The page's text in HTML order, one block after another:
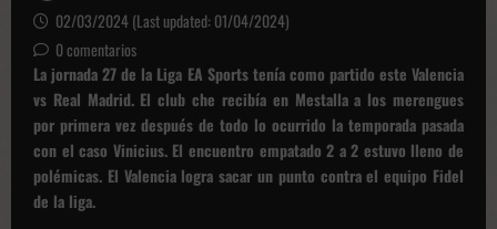
02/03/2024 (Last updated: 01/04/2024)
0 comentarios
La jornada 27 de la Liga EA Sports tenía como partido este Valencia
vs Real Madrid. El club che recibía en Mestalla a los merengues
por primera vez después de todo lo ocurrido la temporada pasada
con el caso Vinicius. El encuentro empatado 2 a 2 estuvo lleno de
polémicas. El Valencia logra sacar un punto contra el equipo Fidel
de la liga.